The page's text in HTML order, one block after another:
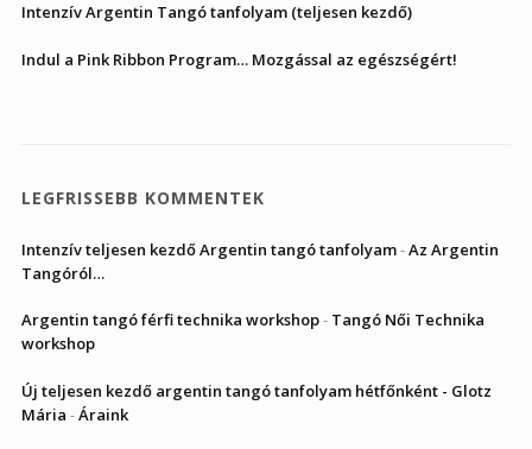
Intenzív Argentin Tangó tanfolyam (teljesen kezdő)
Indul a Pink Ribbon Program… Mozgással az egészségért!
LEGFRISSEBB KOMMENTEK
Intenzív teljesen kezdő Argentin tangó tanfolyam-Az Argentin
Tangóról…
Argentin tangó férfi technika workshop- Tangó Női Technika
workshop
Új teljesen kezdő argentin tangó tanfolyam hétfőnként - Glotz
Mária -Áraink